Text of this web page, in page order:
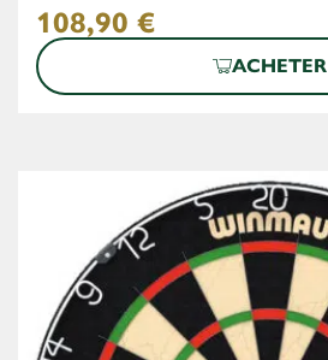
108,90 €
ACHETER